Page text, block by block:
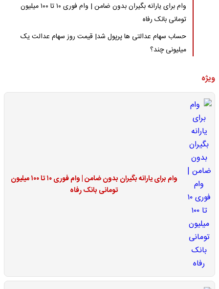
وام برای یارانه بگیران بدون ضامن | وام فوری ۱۰ تا ۱۰۰ میلیون
تومانی بانک رفاه
حساب سهام عدالتی ها پرپول شد| قیمت روز سهام عدالت یک
میلیونی چند؟
ویژه
وام برای یارانه بگیران بدون ضامن | وام فوری ۱۰ تا ۱۰۰ میلیون
تومانی بانک رفاه